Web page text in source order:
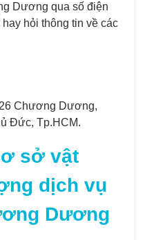
Dương qua số điện
hỏi thông tin về các
Chương Dương,
Đức, Tp.HCM.
sở vật
dịch vụ
Dương